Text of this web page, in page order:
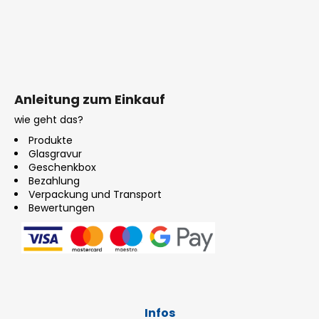
Anleitung zum Einkauf
wie geht das?
Produkte
Glasgravur
Geschenkbox
Bezahlung
Verpackung und Transport
Bewertungen
Infos